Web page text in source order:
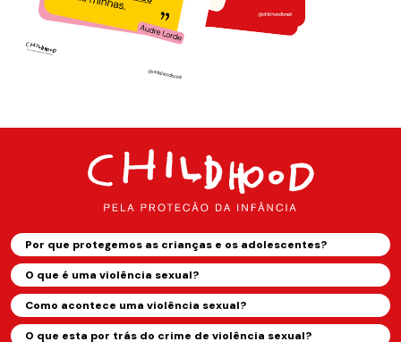
Por que protegemos as crianças e os adolescentes?
O que é uma violência sexual?
Como acontece uma violência sexual?
O que esta por trás do crime de violência sexual?